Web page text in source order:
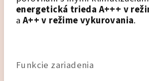
energetická trieda A+++ v
aA++ v režime vykurovania.
Funkcie zariadenia